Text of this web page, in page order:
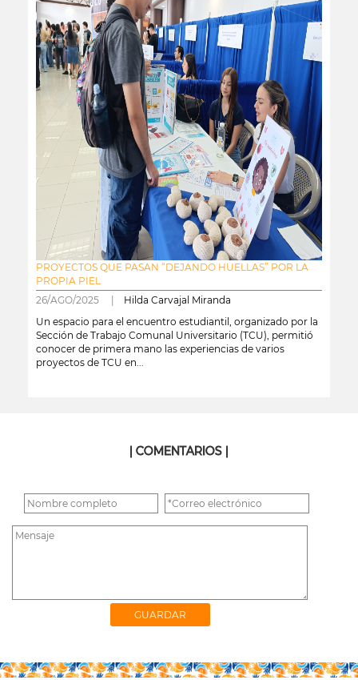
PROYECTOS QUE PASAN “DEJANDO HUELLAS” POR LA
PROPIA PIEL
26/AGO/2025 | Hilda Carvajal Miranda
Un espacio para el encuentro estudiantil, organizado por la
Sección de Trabajo Comunal Universitario (TCU), permitió
conocer de primera mano las experiencias de varios
proyectos de TCU en...
| COMENTARIOS |